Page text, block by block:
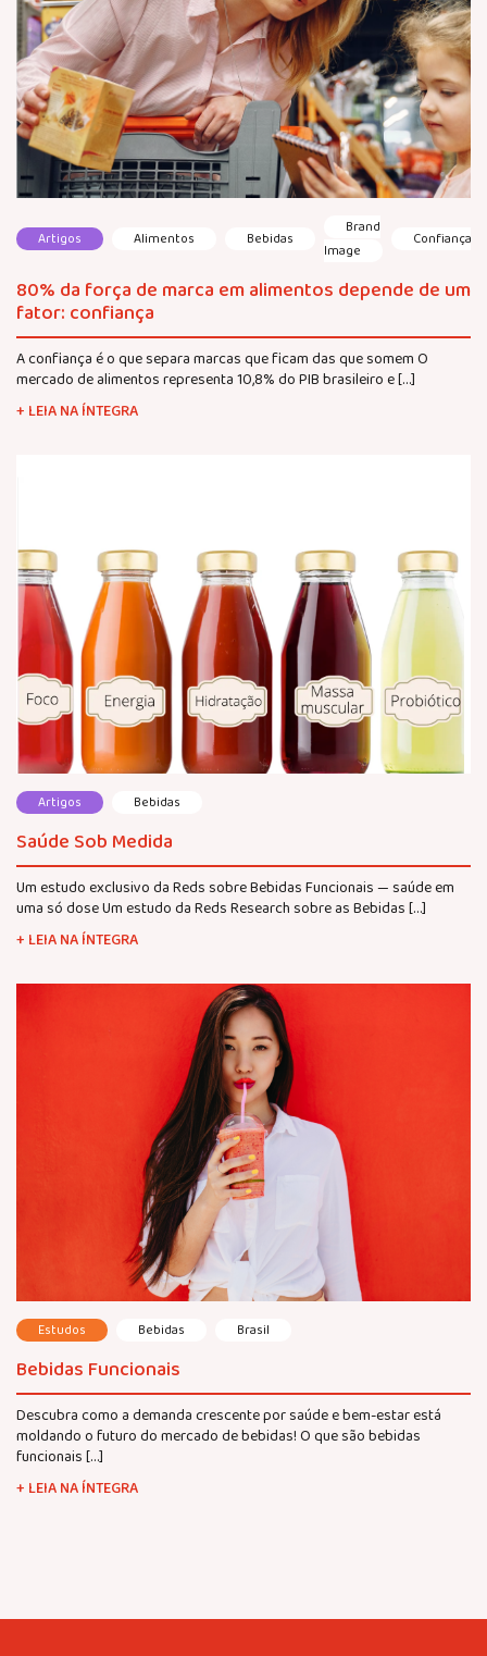
Artigos Alimentos Bebidas
Brand
Image
Confiança
80% da força de marca em alimentos depende de um
fator: confiança
A confiança é o que separa marcas que ficam das que somem O
mercado de alimentos representa 10,8% do PIB brasileiro e […]
+ LEIA NA ÍNTEGRA
Artigos Bebidas
Saúde Sob Medida
Um estudo exclusivo da Reds sobre Bebidas Funcionais — saúde em
uma só dose Um estudo da Reds Research sobre as Bebidas […]
+ LEIA NA ÍNTEGRA
Estudos Bebidas Brasil
Bebidas Funcionais
Descubra como a demanda crescente por saúde e bem-estar está
moldando o futuro do mercado de bebidas! O que são bebidas
funcionais […]
+ LEIA NA ÍNTEGRA